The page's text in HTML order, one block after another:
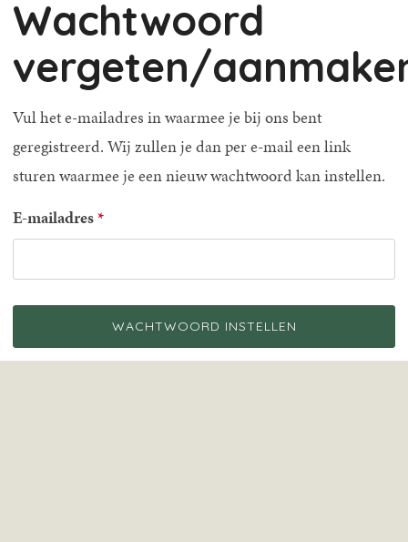
Wachtwoord
vergeten/
Vul het e-mailadres in waarmee je bij ons bent
geregistreerd. Wij zullen je dan per e-mail een link
sturen waarmee je een nieuw wachtwoord kan instellen.
E-mailadres
WACHTWOORD INSTELLEN